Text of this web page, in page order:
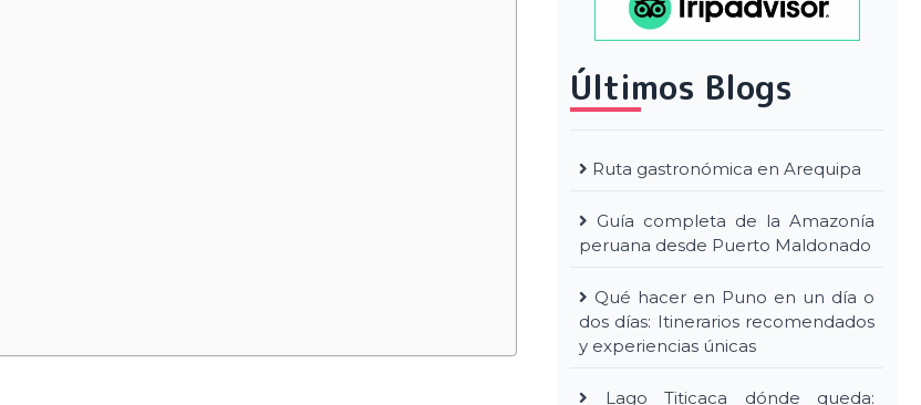
Últimos Blogs
Ruta gastronómica en Arequipa
Guía completa de la Amazonía
peruana desde Puerto Maldonado
Qué hacer en Puno en un día o
dos días: Itinerarios recomendados
y experiencias únicas
Lago Titicaca dónde queda: